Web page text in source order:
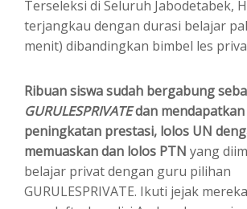
Terseleksi di Seluruh Jabodetabek,
terjangkau dengan durasi belajar
menit) dibandingkan bimbel les
Ribuan siswa sudah bergabung
GURULESPRIVATEdan
peningkatan prestasi, lolos UN
memuaskan dan lolos PTN yang
belajar privat dengan guru pilihan
GURULESPRIVATE. Ikuti jejak